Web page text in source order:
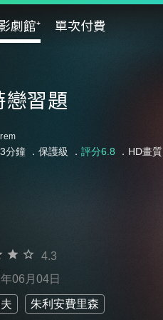
劇館⁺ 單次付費
戀習題
分鐘 ． 保護級 ． 評分6.8 ．HD畫質
4.3
06月04日
朱利安費里森